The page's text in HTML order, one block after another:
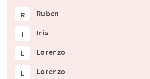
R Ruben
I Iris
L Lorenzo
L Lorenzo